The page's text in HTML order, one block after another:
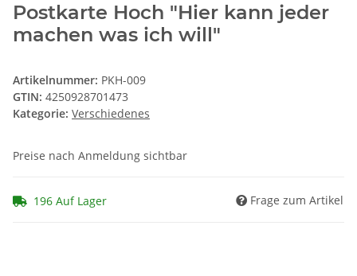
Postkarte Hoch "Hier kann jeder
machen was ich will"
Artikelnummer: PKH-009
GTIN: 4250928701473
Kategorie: Verschiedenes
Preise nach Anmeldung sichtbar
196 Auf Lager Frage zum Artikel